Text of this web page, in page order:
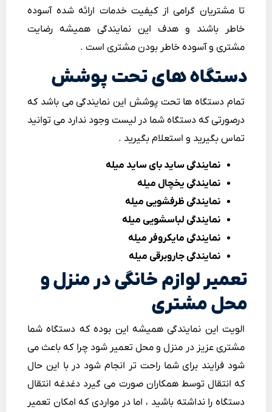
تا مشتریان گرامی از کیفیت خدمات ارائه شده آسوده
خاطر باشند و هدف این نمایندگی همیشه رضایت
مشتری و آسوده خاطر بودن مشتری است .
دستگاه های تحت پوشش
تمام دستگاه ها تحت پوشش این نمایندگی می باشد که
درصورتی که دستگاه شما در لیست وجود ندارد می توانید
تماس بگیرید و استعلام بگیرید .
نمایندگی ساید بای ساید میله
نمایندگی یخچال میله
نمایندگی ظرفشویی میله
نمایندگی لباسشویی میله
نمایندگی مایکروفر میله
نمایندگی جاروبرقی میله
تعمیر لوازم خانگی در منزل و
محل مشتری
الویت این نمایندگی همیشه این بوده که دستگاه شما
مشتری عزیز در منزل و محل تعمیر شود چرا که باعث می
شود فرایند برای شما راحت تر انجام شود در با این حال
که انتقال توسط همکاران صورت می گیرد دغدغه انتقال
دستگاه را نداشته باشید ، اما در مواردی که امکان تعمیر